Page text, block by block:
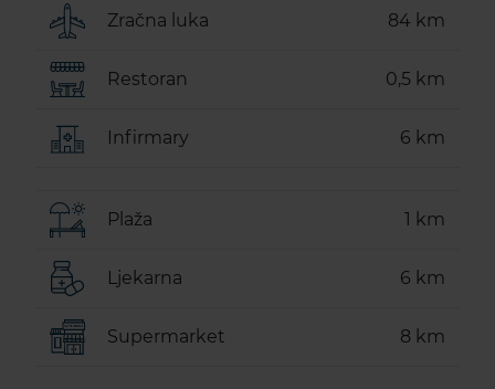
Zračna luka 84 km
Restoran 0,5 km
Infirmary 6 km
Plaža 1 km
Ljekarna 6 km
Supermarket 8 km